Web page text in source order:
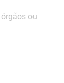
ou